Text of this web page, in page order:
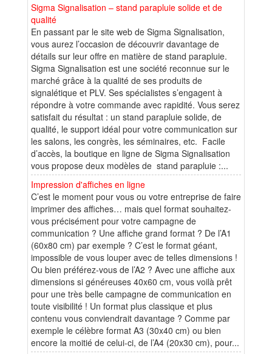
Sigma Signalisation – stand parapluie solide et de
qualité
En passant par le site web de Sigma Signalisation,
vous aurez l’occasion de découvrir davantage de
détails sur leur offre en matière de stand parapluie.
Sigma Signalisation est une société reconnue sur le
marché grâce à la qualité de ses produits de
signalétique et PLV. Ses spécialistes s’engagent à
répondre à votre commande avec rapidité. Vous serez
satisfait du résultat : un stand parapluie solide, de
qualité, le support idéal pour votre communication sur
les salons, les congrès, les séminaires, etc. Facile
d’accès, la boutique en ligne de Sigma Signalisation
vous propose deux modèles de stand parapluie :...
Impression d'affiches en ligne
C’est le moment pour vous ou votre entreprise de faire
imprimer des affiches… mais quel format souhaitez-
vous précisément pour votre campagne de
communication ? Une affiche grand format ? De l’A1
(60x80 cm) par exemple ? C’est le format géant,
impossible de vous louper avec de telles dimensions !
Ou bien préférez-vous de l’A2 ? Avec une affiche aux
dimensions si généreuses 40x60 cm, vous voilà prêt
pour une très belle campagne de communication en
toute visibilité ! Un format plus classique et plus
contenu vous conviendrait davantage ? Comme par
exemple le célèbre format A3 (30x40 cm) ou bien
encore la moitié de celui-ci, de l’A4 (20x30 cm), pour...